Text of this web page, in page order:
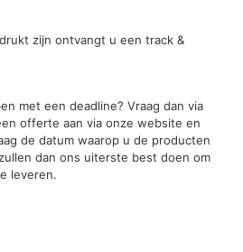
zijn ontvangt u een track &
met een deadline? Vraag dan via
offerte aan via onze website en
de datum waarop u de producten
dan ons uiterste best doen om
leveren.